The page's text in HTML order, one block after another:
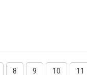
8 9 10 11